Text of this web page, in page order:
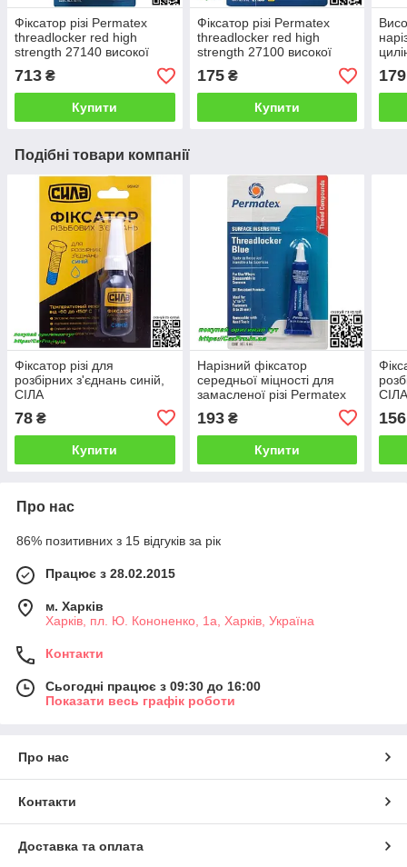
Фіксатор різі Permatex
threadlocker red high
strength 27140 високої
міцності червоний
713 ₴
Купити
Фіксатор різі Permatex
threadlocker red high
strength 27100 високої
міцності червоний
175₴
Купити
Подібні товари компанії
Фіксатор різі для
розбірних з'єднань синій,
СІЛА
78 ₴
Купити
Нарізний фіксатор
середньої міцності для
замасленої різі Permatex
24027 Threadlocker BLUE
193₴
Купити
156
Про нас
86% позитивних з 15 відгуків за рік
Працює з 28.02.2015
м. Харків
Харків, пл. Ю. Кононенко, 1а, Харків, Україна
Контакти
Сьогодні працює з 09:30 до 16:00
Показати весь графік роботи
Про нас
Контакти
Доставка та оплата